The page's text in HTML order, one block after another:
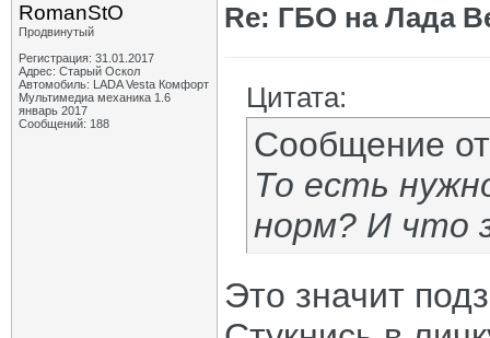
RomanStO
Продвинутый
Регистрация: 31.01.2017
Адрес: Старый Оскол
Автомобиль: LADA Vesta Комфорт
Мультимедиа механика 1.6
январь 2017
Сообщений: 188
Re: ГБО на Лада
Цитата:
Сообщение
То есть
норм? И что
Это значит